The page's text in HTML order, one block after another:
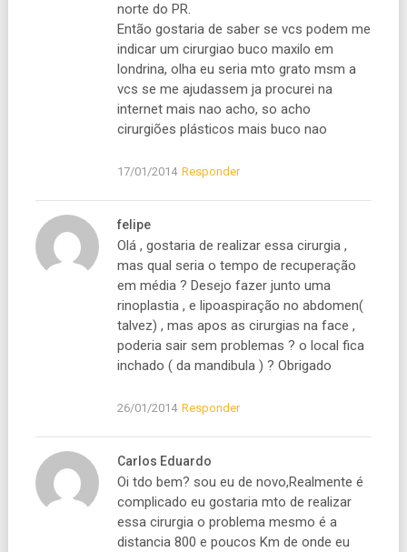
norte do PR.
Então gostaria de saber se vcs podem me
indicar um cirurgiao buco maxilo em
londrina, olha eu seria mto grato msm a
vcs se me ajudassem ja procurei na
internet mais nao acho, so acho
cirurgiões plásticos mais buco nao
17/01/2014 Responder
felipe
Olá , gostaria de realizar essa cirurgia ,
mas qual seria o tempo de recuperação
em média ? Desejo fazer junto uma
rinoplastia , e lipoaspiração no abdomen(
talvez) , mas apos as cirurgias na face ,
poderia sair sem problemas ? o local fica
inchado ( da mandibula ) ? Obrigado
26/01/2014 Responder
Carlos Eduardo
Oi tdo bem? sou eu de novo,Realmente é
complicado eu gostaria mto de realizar
essa cirurgia o problema mesmo é a
distancia 800 e poucos Km de onde eu